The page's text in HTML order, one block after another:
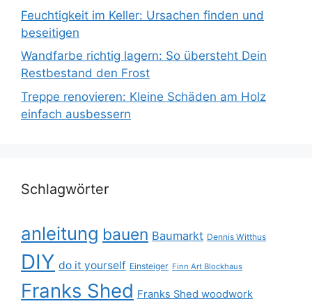
Feuchtigkeit im Keller: Ursachen finden und
beseitigen
Wandfarbe richtig lagern: So übersteht Dein
Restbestand den Frost
Treppe renovieren: Kleine Schäden am Holz
einfach ausbessern
Schlagwörter
anleitung bauen Baumarkt Dennis Witthus
DIY do it yourself Einsteiger Finn Art Blockhaus
Franks Shed Franks Shed woodwork